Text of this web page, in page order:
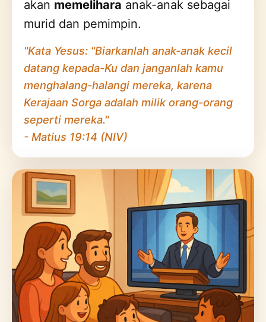
akan memelihara anak-anak sebagai
murid dan pemimpin.
"Kata Yesus: "Biarkanlah anak-anak kecil
datang kepada-Ku dan janganlah kamu
menghalang-halangi mereka, karena
Kerajaan Sorga adalah milik orang-orang
seperti mereka."
- Matius 19:14 (NIV)